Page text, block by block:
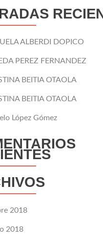
ALBERDI DOPICO
PEREZ FERNANDEZ
BEITIA OTAOLA
BEITIA OTAOLA
López Gómez
2018
2018